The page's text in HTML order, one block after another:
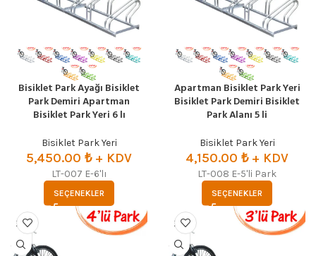
Bisiklet Park Ayağı Bisiklet
Park Demiri Apartman
Bisiklet Park Yeri 6 lı
Bisiklet Park Yeri
5,450.00 ₺+ KDV
LT-007 E-6'lı
SEÇENEKLER
Apartman Bisiklet Park Yeri
Bisiklet Park Demiri Bisiklet
Park Alanı 5 li
Bisiklet Park Yeri
4,150.00 ₺+ KDV
LT-008 E-5'li Park
SEÇENEKLER